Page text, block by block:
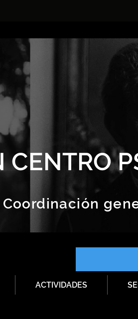
CENTRO
Coordinación
ACTIVIDADES